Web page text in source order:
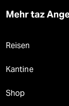
Mehr taz
Reisen
Kantine
Shop